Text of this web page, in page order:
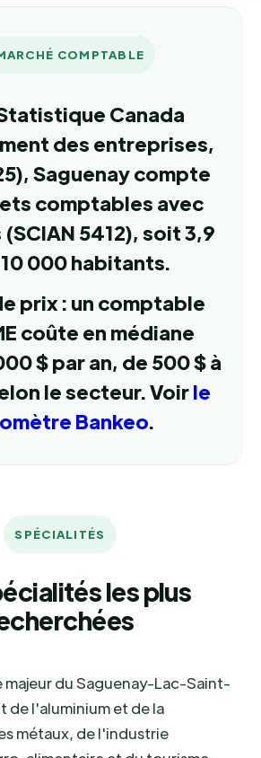
COMPTABLE
Canada
des entreprises,
Saguenay compte
comptables avec
5412), soit 3,9
000 habitants.
prix : un comptable
coûte en médiane
$ par an, de 500 $ à
le secteur. Voirle
Bankeo.
SPÉCIALITÉS
les plus
du Saguenay-Lac-Saint-
de l'aluminium et de la
métaux, de l'industrie